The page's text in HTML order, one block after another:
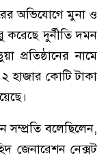
অভিযোগে মুনা ও
করেছে দুর্নীতি দমন
প্রতিষ্ঠানের নামে
২ হাজার কোটি টাকা
সম্প্রতি বলেছিলেন,
জেনারেশন নেক্সট